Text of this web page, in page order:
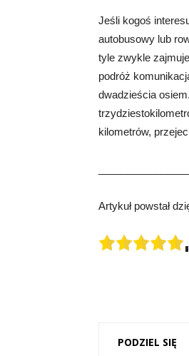
Jeśli kogoś
autobusowy lub
tyle zwykle
podróż
dwadzieścia
kilometrów,
Artykuł powstał
PODZIEL SIĘ